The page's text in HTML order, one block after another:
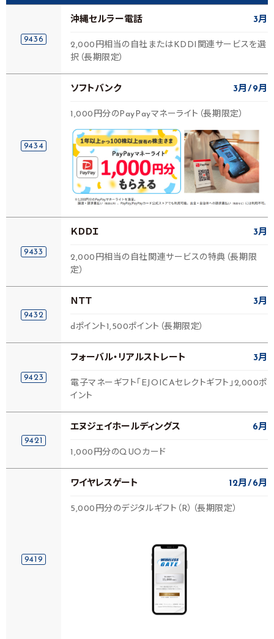
9436
沖縄セルラー電話 3月
2,000円相当の自社またはKDDI関連サービスを選
択（長期限定）
9434
ソフトバンク 3月 9月
1,000円分のPayPayマネーライト（長期限定）
9433
ＫＤＤＩ 3月
2,000円相当の自社関連サービスの特典（長期限
定）
9432
ＮＴＴ 3月
dポイント1,500ポイント（長期限定）
9423
フォーバル・リアルストレート 3月
電子マネーギフト「EJOICAセレクトギフト」2,000ポ
イント
9421
エヌジェイホールディングス 6月
1,000円分のQUOカード
9419
ワイヤレスゲート 12月 6月
5,000円分のデジタルギフト（R）（長期限定）